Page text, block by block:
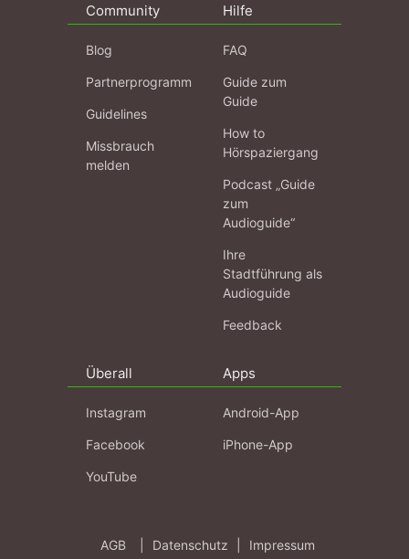
Community
Blog
Partnerprogramm
Guidelines
Missbrauch
melden
Hilfe
FAQ
Guide zum
Guide
How to
Hörspaziergang
Podcast „Guide
zum
Audioguide“
Ihre
Stadtführung als
Audioguide
Feedback
Überall
Instagram
Facebook
YouTube
Apps
Android-App
iPhone-App
AGB Datenschutz Impressum